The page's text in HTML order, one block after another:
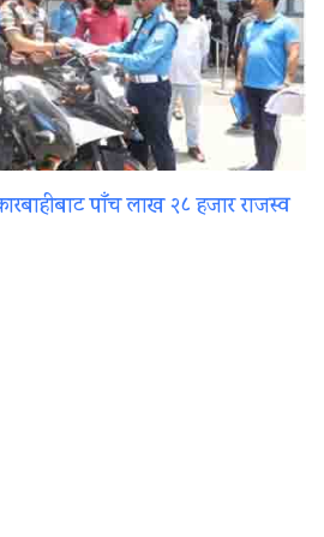
पाँच लाख २८ हजार राजस्व